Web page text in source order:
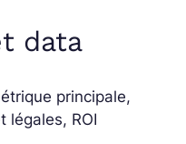
data
principale,
légales, ROI